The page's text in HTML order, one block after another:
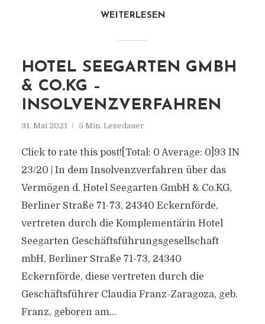
WEITERLESEN
HOTEL SEEGARTEN GMBH
& CO.KG –
INSOLVENZVERFAHREN
31. Mai 2021 5 Min. Lesedauer
Click to rate this post![Total: 0 Average: 0]93 IN
23/20 | In dem Insolvenzverfahren über das
Vermögen d. Hotel Seegarten GmbH & Co.KG,
Berliner Straße 71-73, 24340 Eckernförde,
vertreten durch die Komplementärin Hotel
Seegarten Geschäftsführungsgesellschaft
mbH, Berliner Straße 71-73, 24340
Eckernförde, diese vertreten durch die
Geschäftsführer Claudia Franz-Zaragoza, geb.
Franz, geboren am...